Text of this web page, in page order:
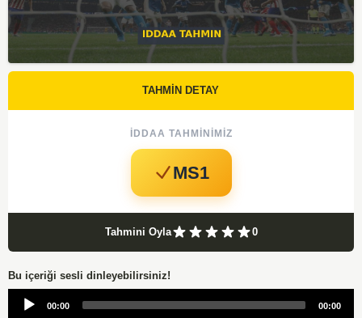
TAHMİN DETAY
İDDAA TAHMINIMIZ
MS1
Tahmini Oyla 0
Bu içeriği sesli dinleyebilirsiniz!
Audio
00:00 00:00